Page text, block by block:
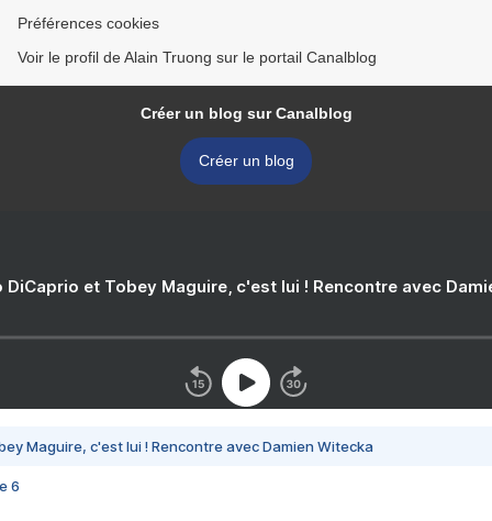
Préférences cookies
Voir le profil de Alain Truong sur le portail Canalblog
Créer un blog sur Canalblog
Créer un blog
DiCaprio et Tobey Maguire, c'est lui ! Rencontre avec
Maguire, c'est lui ! Rencontre avec Damien Witecka
6